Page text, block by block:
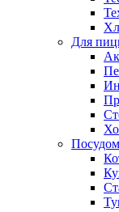
Для